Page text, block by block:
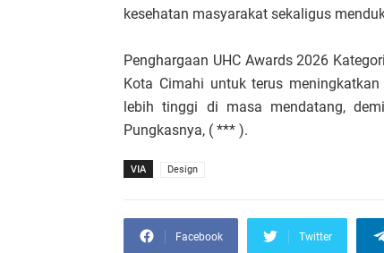
kesehatan masyarakat sekaligus
Penghargaan UHC Awards 2026
Kota Cimahi untuk terus
lebih tinggi di masa mendatang,
Pungkasnya, ( *** ).
VIA Design
Facebook Twitter